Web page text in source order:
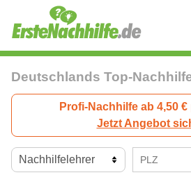
Deutschlands Top-
Profi-Nachhilfe ab 4,50
Jetzt Angebot